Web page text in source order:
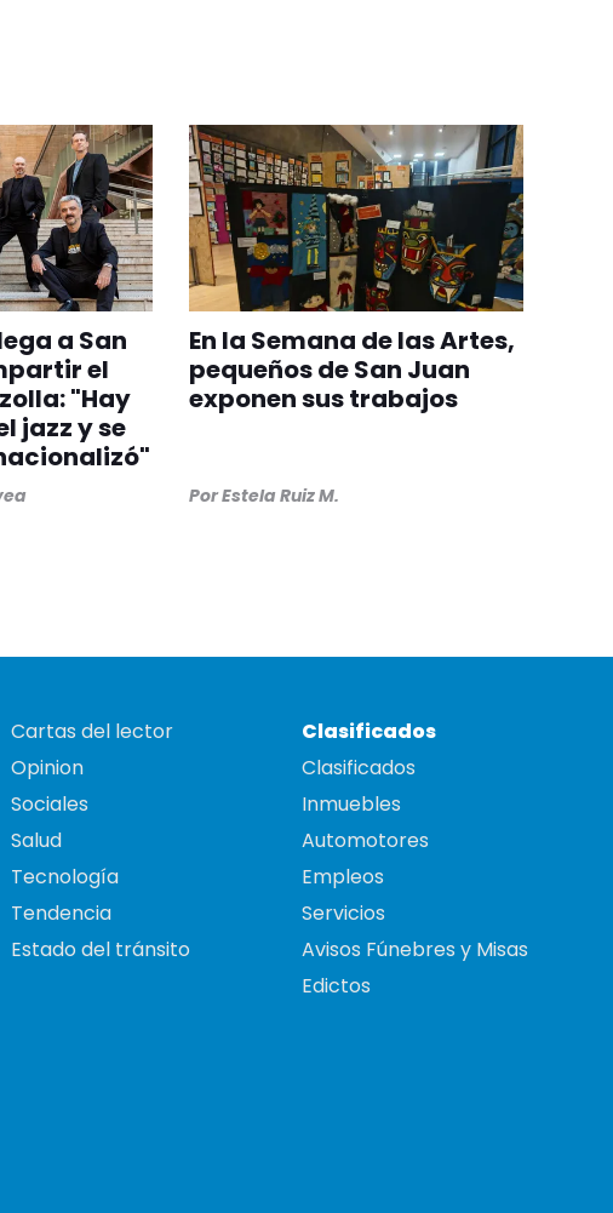
a San
el
"Hay
jazz y se
En la Semana de las Artes,
pequeños de San Juan
exponen sus trabajos
PorEstela Ruiz M.
Cartas del lector
Opinion
Sociales
Salud
Tecnología
Tendencia
Estado del tránsito
Clasificados
Clasificados
Inmuebles
Automotores
Empleos
Servicios
Avisos Fúnebres y Misas
Edictos